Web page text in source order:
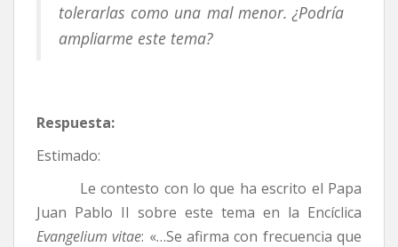
tolerarlas como una mal menor. ¿Podría
ampliarme este tema?
Respuesta:
Estimado:
Le contesto con lo que ha escrito el Papa
Juan Pablo II sobre este tema en la Encíclica
Evangelium vitae: «…Se afirma con frecuencia que